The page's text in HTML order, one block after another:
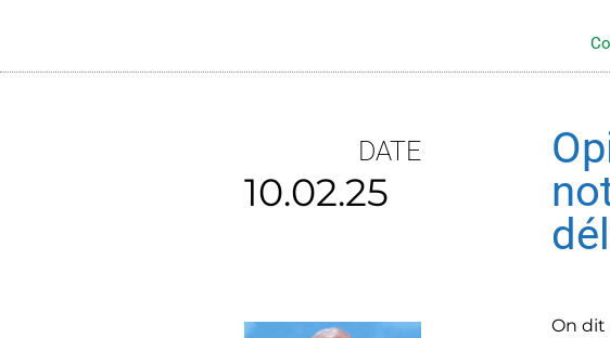
DATE
10.02.25
On dit